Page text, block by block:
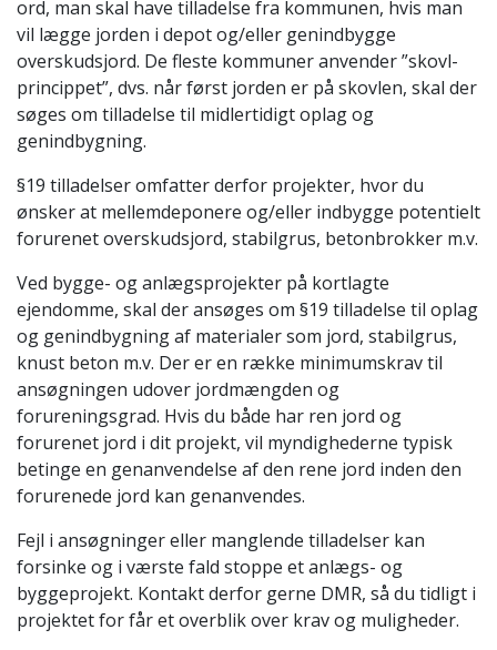
ord, man skal have tilladelse fra kommunen, hvis man
vil lægge jorden i depot og/eller genindbygge
overskudsjord. De fleste kommuner anvender ”skovl-
princippet”, dvs. når først jorden er på skovlen, skal der
søges om tilladelse til midlertidigt oplag og
genindbygning.
§19 tilladelser omfatter derfor projekter, hvor du
ønsker at mellemdeponere og/eller indbygge potentielt
forurenet overskudsjord, stabilgrus, betonbrokker m.v.
Ved bygge- og anlægsprojekter på kortlagte
ejendomme, skal der ansøges om §19 tilladelse til oplag
og genindbygning af materialer som jord, stabilgrus,
knust beton m.v. Der er en række minimumskrav til
ansøgningen udover jordmængden og
forureningsgrad. Hvis du både har ren jord og
forurenet jord i dit projekt, vil myndighederne typisk
betinge en genanvendelse af den rene jord inden den
forurenede jord kan genanvendes.
Fejl i ansøgninger eller manglende tilladelser kan
forsinke og i værste fald stoppe et anlægs- og
byggeprojekt. Kontakt derfor gerne DMR, så du tidligt i
projektet for får et overblik over krav og muligheder.